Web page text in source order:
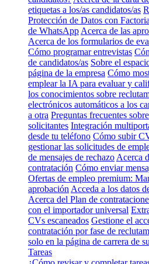
etiquetas a los/as candidatos/as
Protección de Datos con
de WhatsApp Acerca de las
Acerca de los formularios de
Cómo programar entrevistas
de candidatos/as Sobre el
página de la empresa Cómo
emplear la IA para evaluar y
los conocimientos sobre
electrónicos automáticos a los
a otra Preguntas frecuentes
solicitantes Integración
desde tu teléfono Cómo subir
gestionar las solicitudes de
de mensajes de rechazo Acerca
contratación Cómo enviar
Ofertas de empleo premium:
aprobación Acceda a los datos
Acerca del Plan de
con el importador universal
CVs escaneados Gestione el
contratación por fase de
solo en la página de carrera de
Tareas